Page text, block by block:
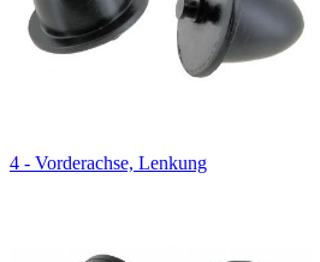
4 - Vorderachse, Lenkung